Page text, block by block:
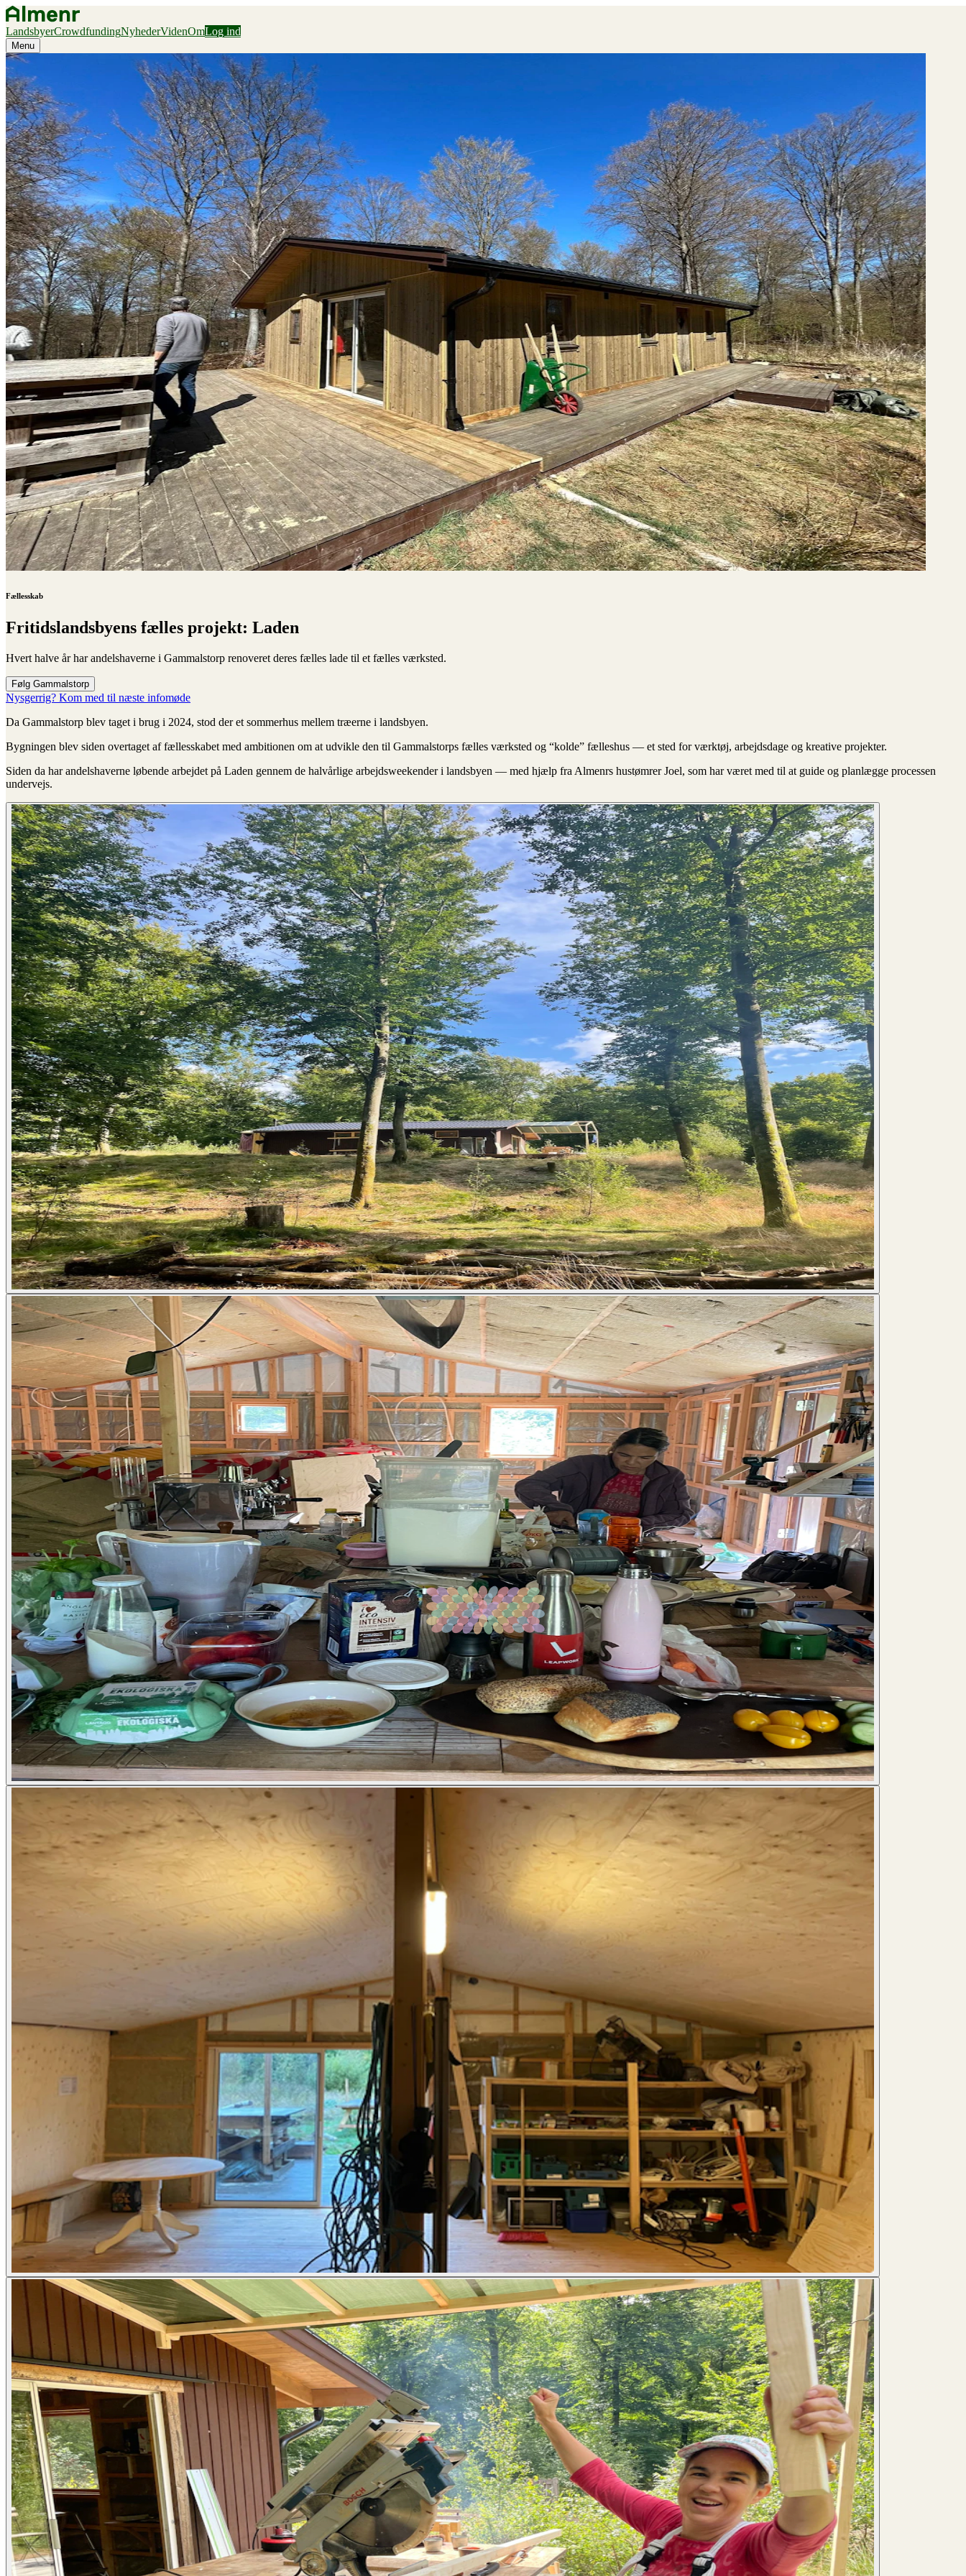
LandsbyerCrowdfundingNyhederVidenOmLog ind
Menu
Fællesskab
Fritidslandsbyens fælles projekt: Laden
Hvert halve år har andelshaverne i Gammalstorp renoveret deres fælles lade til et fælles værksted.
Følg Gammalstorp
Nysgerrig? Kom med til næste infomøde
Da Gammalstorp blev taget i brug i 2024, stod der et sommerhus mellem træerne i landsbyen.
Bygningen blev siden overtaget af fællesskabet med ambitionen om at udvikle den til Gammalstorps fælles værksted og “kolde” fælleshus — et sted for værktøj, arbejdsdage og kreative projekter.
Siden da har andelshaverne løbende arbejdet på Laden gennem de halvårlige arbejdsweekender i landsbyen — med hjælp fra Almenrs hustømrer Joel, som har været med til at guide og planlægge processen
undervejs.